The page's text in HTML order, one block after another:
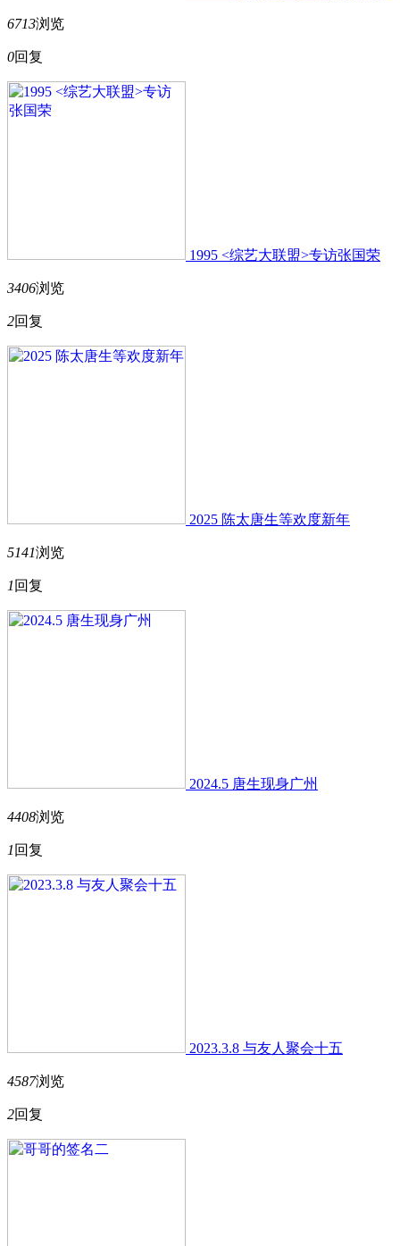
6713浏览
0回复
1995 <综艺大联盟>专访张国荣
3406浏览
2回复
2025 陈太唐生等欢度新年
5141浏览
1 回复
2024.5 唐生现身广州
4408浏览
1 回复
2023.3.8 与友人聚会十五
4587浏览
2回复